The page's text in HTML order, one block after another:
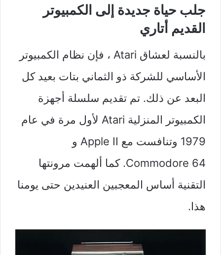
جلب حياة جديدة إلى الكمبيوتر
القديم أتاري
بالنسبة لعشاق Atari ، فإن نظام الكمبيوتر
الأساسي للشركة ذو الثماني بتات بعيد كل
البعد عن ذلك. تم تقديم سلسلة أجهزة
الكمبيوتر المنزلية Atari لأول مرة في عام
1979 وتنافست مع Apple II و
Commodore 64. كما ألهمت مرونتها
التقنية أساس المعجبين العنيدين حتى يومنا
هذا.